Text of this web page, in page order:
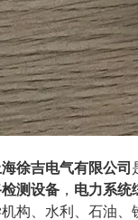
海徐吉电气有限公司
测设备， 电力系统
构、水利、石油、